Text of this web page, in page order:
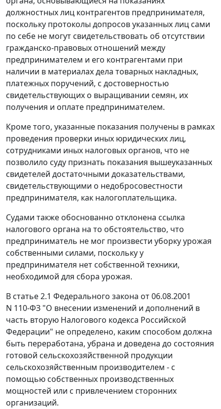
должностных лиц контрагентов предпринимателя,
поскольку протоколы допросов указанных лиц сами
по себе не могут свидетельствовать об отсутствии
гражданско-правовых отношений между
предпринимателем и его контрагентами при
наличии в материалах дела товарных накладных,
платежных поручений, с достоверностью
свидетельствующих о выращивании семян, их
получения и оплате предпринимателем.
Кроме того, указанные показания получены в рамках
проведения проверки иных юридических лиц,
сотрудниками иных налоговых органов, что не
позволило суду признать показания вышеуказанных
свидетелей достаточными доказательствами,
свидетельствующими о недобросовестности
предпринимателя, как налогоплательщика.
Судами также обоснованно отклонена ссылка
налогового органа на то обстоятельство, что
предприниматель не мог произвести уборку урожая
собственными силами, поскольку у
предпринимателя нет собственной техники,
необходимой для сбора урожая.
В статье 2.1 Федерального закона от 06.08.2001
N 110-ФЗ "О внесении изменений и дополнений в
часть вторую Налогового кодекса Российской
Федерации" не определено, каким способом должна
быть переработана, убрана и доведена до состояния
готовой сельскохозяйственной продукции
сельскохозяйственным производителем - с
помощью собственных производственных
мощностей или с привлечением сторонних
организаций.